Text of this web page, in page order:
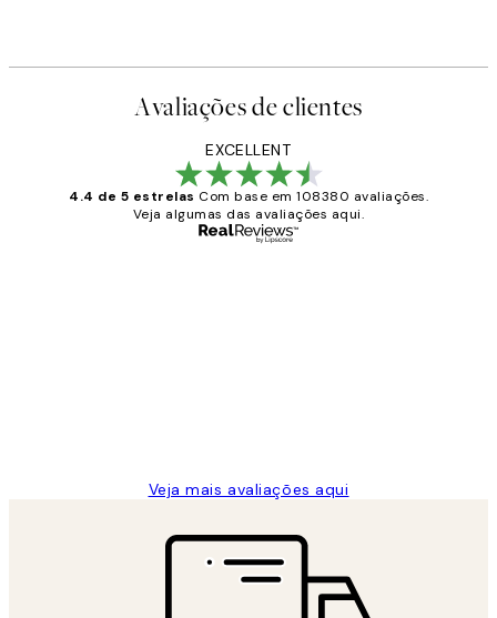
Avaliações de clientes
EXCELLENT
4.4 de 5 estrelas Com base em 108380 avaliações.
Veja algumas das avaliações aqui.
Veja mais avaliações aqui